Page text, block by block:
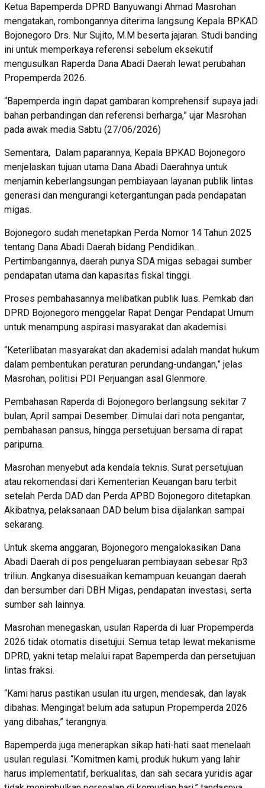
Ketua Bapemperda DPRD Banyuwangi Ahmad Masrohan
mengatakan, rombongannya diterima langsung Kepala BPKAD
Bojonegoro Drs. Nur Sujito, M.M beserta jajaran. Studi banding
ini untuk memperkaya referensi sebelum eksekutif
mengusulkan Raperda Dana Abadi Daerah lewat perubahan
Propemperda 2026.
“Bapemperda ingin dapat gambaran komprehensif supaya jadi
bahan perbandingan dan referensi berharga,” ujar Masrohan
pada awak media Sabtu (27/06/2026)
Sementara, Dalam paparannya, Kepala BPKAD Bojonegoro
menjelaskan tujuan utama Dana Abadi Daerahnya untuk
menjamin keberlangsungan pembiayaan layanan publik lintas
generasi dan mengurangi ketergantungan pada pendapatan
migas.
Bojonegoro sudah menetapkan Perda Nomor 14 Tahun 2025
tentang Dana Abadi Daerah bidang Pendidikan.
Pertimbangannya, daerah punya SDA migas sebagai sumber
pendapatan utama dan kapasitas fiskal tinggi.
Proses pembahasannya melibatkan publik luas. Pemkab dan
DPRD Bojonegoro menggelar Rapat Dengar Pendapat Umum
untuk menampung aspirasi masyarakat dan akademisi.
“Keterlibatan masyarakat dan akademisi adalah mandat hukum
dalam pembentukan peraturan perundang-undangan,” jelas
Masrohan, politisi PDI Perjuangan asal Glenmore.
Pembahasan Raperda di Bojonegoro berlangsung sekitar 7
bulan, April sampai Desember. Dimulai dari nota pengantar,
pembahasan pansus, hingga persetujuan bersama di rapat
paripurna.
Masrohan menyebut ada kendala teknis. Surat persetujuan
atau rekomendasi dari Kementerian Keuangan baru terbit
setelah Perda DAD dan Perda APBD Bojonegoro ditetapkan.
Akibatnya, pelaksanaan DAD belum bisa dijalankan sampai
sekarang.
Untuk skema anggaran, Bojonegoro mengalokasikan Dana
Abadi Daerah di pos pengeluaran pembiayaan sebesar Rp3
triliun. Angkanya disesuaikan kemampuan keuangan daerah
dan bersumber dari DBH Migas, pendapatan investasi, serta
sumber sah lainnya.
Masrohan menegaskan, usulan Raperda di luar Propemperda
2026 tidak otomatis disetujui. Semua tetap lewat mekanisme
DPRD, yakni tetap melalui rapat Bapemperda dan persetujuan
lintas fraksi.
“Kami harus pastikan usulan itu urgen, mendesak, dan layak
dibahas. Mengingat belum ada satupun Propemperda 2026
yang dibahas,” terangnya.
Bapemperda juga menerapkan sikap hati-hati saat menelaah
usulan regulasi. “Komitmen kami, produk hukum yang lahir
harus implementatif, berkualitas, dan sah secara yuridis agar